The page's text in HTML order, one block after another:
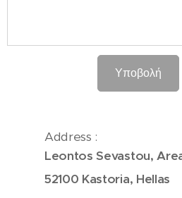
Υποβολή
Address :
Leontos Sevastou,
52100 Kastoria, Hellas